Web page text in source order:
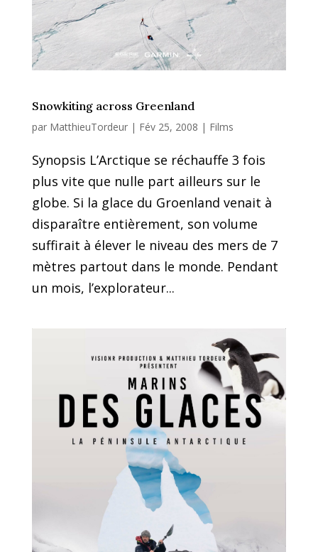
Snowkiting across Greenland
par MatthieuTordeur| Fév 25, 2008 | Films
Synopsis L’Arctique se réchauffe 3 fois
plus vite que nulle part ailleurs sur le
globe. Si la glace du Groenland venait à
disparaître entièrement, son volume
suffirait à élever le niveau des mers de 7
mètres partout dans le monde. Pendant
un mois, l’explorateur...